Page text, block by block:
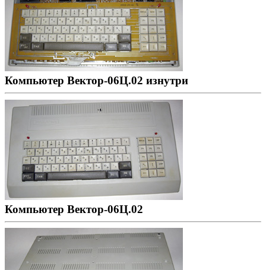
Компьютер Вектор-06Ц.02 изнутри
Компьютер Вектор-06Ц.02